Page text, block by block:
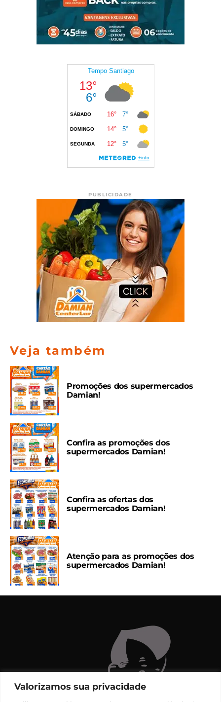
Valorizamos sua privacidade
PUBLICIDADE
Veja também
Promoções dos supermercados
Damian!
Confira as promoções dos
supermercados Damian!
Confira as ofertas dos
supermercados Damian!
Atenção para as promoções dos
supermercados Damian!